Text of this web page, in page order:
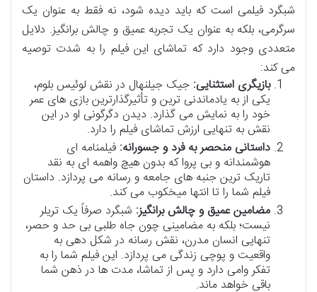
شبگرد فیلمی است که باید دیده شود، نه فقط به عنوان یک
سرگرمی، بلکه به عنوان یک تجربه عمیق و چالش برانگیز. دلایل
متعددی وجود دارد که تماشای این فیلم را به شدت توصیه
می کند:
بازیگری استثنایی: جیک جیلنهال در نقش لوئیس بلوم،
یکی از به یادماندنی ترین و تأثیرگذارترین بازی های عمر
خود را به نمایش می گذارد. دیدن دگرگونی او در این
نقش به تنهایی ارزش تماشای فیلم را دارد.
داستانی منحصر به فرد و جسورانه: فیلمنامه ای
هوشمندانه و بی پروا که بدون هیچ واهمه ای به نقد
تاریک ترین جنبه های جامعه و رسانه می پردازد. داستان
فیلم شما را تا انتها میخکوب می کند.
مضامین عمیق و چالش برانگیز: شبگرد صرفاً یک تریلر
نیست؛ بلکه به مضامینی چون جاه طلبی بی حد و حصر،
تنهایی انسان مدرن، نقش رسانه در شکل دهی به
واقعیت و پوچی زندگی می پردازد. این فیلم شما را به
تفکر وامی دارد و پس از تماشا، مدت ها در ذهن شما
باقی خواهد ماند.